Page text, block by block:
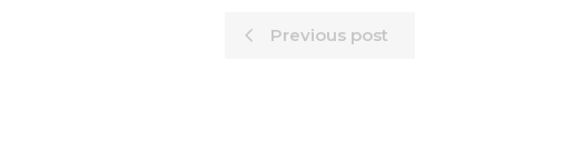
Previous post